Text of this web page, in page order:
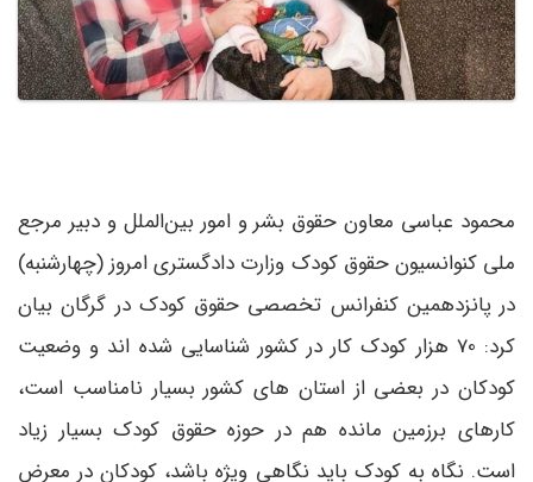
محمود عباسی معاون حقوق بشر و امور بین‌الملل و دبیر مرجع
ملی کنوانسیون حقوق کودک وزارت دادگستری امروز (چهارشنبه)
در پانزدهمین کنفرانس تخصصی حقوق کودک در گرگان بیان
کرد: 70 هزار کودک کار در کشور شناسایی شده اند و وضعیت
کودکان در بعضی از استان های کشور بسیار نامناسب است،
کارهای برزمین مانده هم در حوزه حقوق کودک بسیار زیاد
است. نگاه به کودک باید نگاهی ویژه باشد، کودکان در معرض